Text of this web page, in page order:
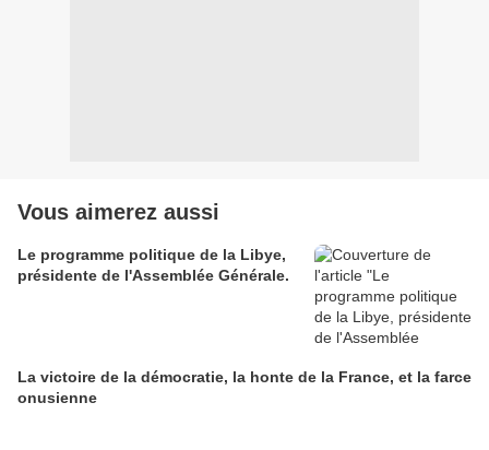
Vous aimerez aussi
Le programme politique de la Libye,
présidente de l'Assemblée Générale.
La victoire de la démocratie, la honte de la France, et la farce
onusienne